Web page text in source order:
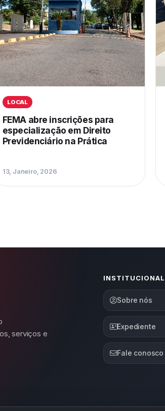
LOCAL
FEMA abre inscrições para
especialização em Direito
Previdenciário na Prática
13, Janeiro, 2026
serviços e
INSTITUCIONAL
Sobre nós
Expediente
Fale conosco